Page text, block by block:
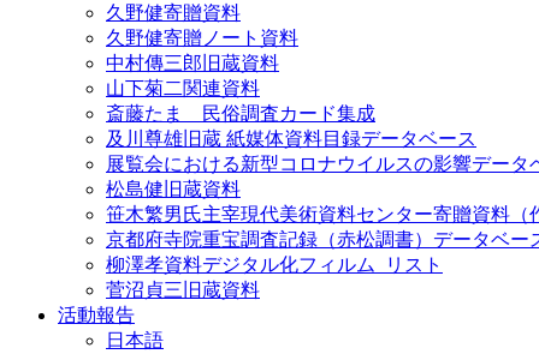
久野健寄贈資料
久野健寄贈ノート資料
中村傳三郎旧蔵資料
山下菊二関連資料
斎藤たま 民俗調査カード集成
及川尊雄旧蔵 紙媒体資料目録データベース
展覧会における新型コロナウイルスの影響データ
松島健旧蔵資料
笹木繁男氏主宰現代美術資料センター寄贈資料（
京都府寺院重宝調査記録（赤松調書）データベー
柳澤孝資料デジタル化フィルム_リスト
菅沼貞三旧蔵資料
活動報告
日本語